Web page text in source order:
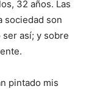
32 años. Las
sociedad son
así; y sobre
pintado mis